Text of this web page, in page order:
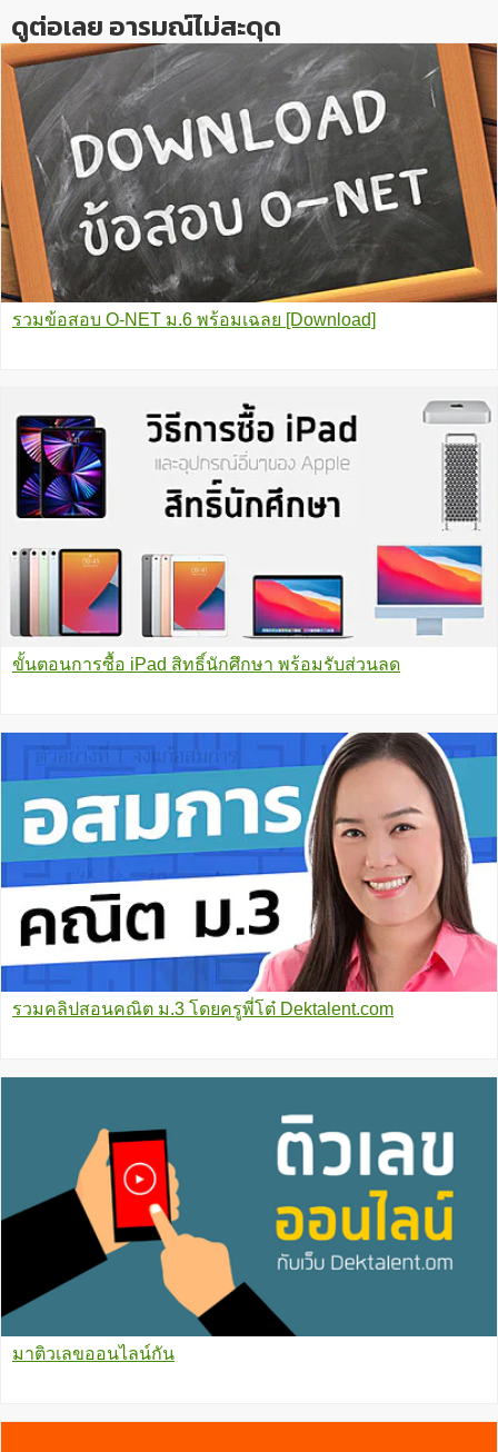
ดูต่อเลย อารมณ์ไม่สะดุด
รวมข้อสอบ O-NET ม.6 พร้อมเฉลย [Download]
ขั้นตอนการซื้อ iPad สิทธิ์นักศึกษา พร้อมรับส่วนลด
รวมคลิปสอนคณิต ม.3 โดยครูพี่โต๋ Dektalent.com
มาติวเลขออนไลน์กัน